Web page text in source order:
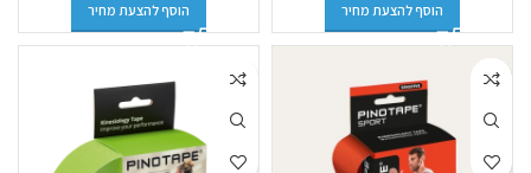
הוסף להצעת מחיר הוסף להצעת מחיר